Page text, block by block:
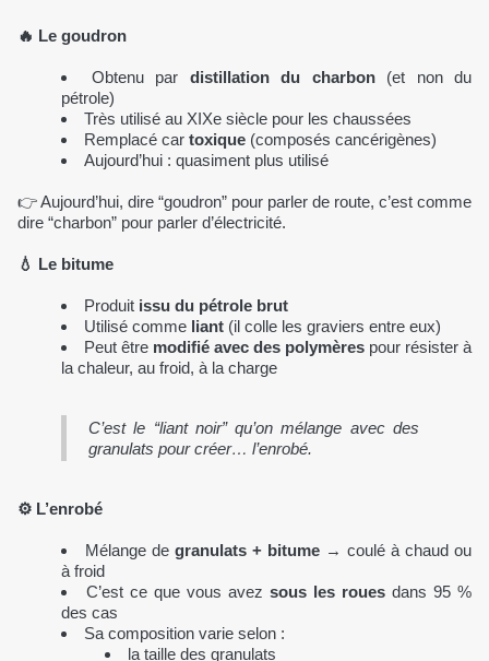
🔥 Le goudron
Obtenu par distillation du charbon(et non du
pétrole)
Très utilisé au XIXe siècle pour les chaussées
Remplacé car toxique (composés cancérigènes)
Aujourd’hui : quasiment plus utilisé
👉 Aujourd’hui, dire “goudron” pour parler de route, c’est comme
dire “charbon” pour parler d’électricité.
💧 Le bitume
Produit issu du pétrole brut
Utilisé comme liant (il colle les graviers entre eux)
Peut être modifié avec des polymères pour résister à
la chaleur, au froid, à la charge
C’est le “liant noir” qu’on mélange avec des
granulats pour créer… l’enrobé.
⚙️ L’enrobé
Mélange de granulats + bitume → coulé à chaud ou
à froid
C’est ce que vous avez sous les roues dans 95 %
des cas
Sa composition varie selon :
la taille des granulats